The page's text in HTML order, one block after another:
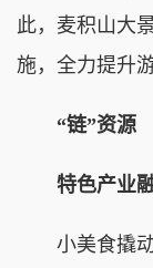
此，麦积山大
施，全力提升
“链”资源
特色产业融
小美食撬动